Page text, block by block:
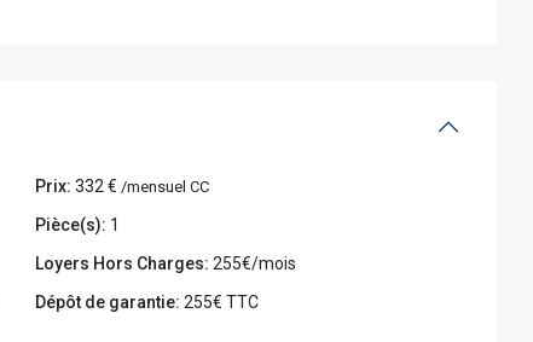
Prix: 332 € /mensuel CC
Pièce(s): 1
Loyers Hors Charges: 255€/mois
Dépôt de garantie: 255€ TTC